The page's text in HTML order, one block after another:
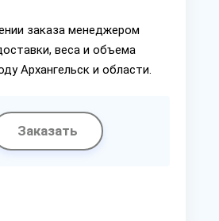
заказа менеджером
веса и объема
Архангельск и области.
Заказать